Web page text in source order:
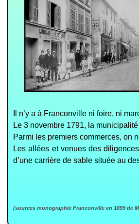
Il n’y a à Franconville ni foire, ni
Le 3 novembre 1791, la
Parmi les premiers commerces, on
Les allées et venues des diligences
d’une carrière de sable située au
(sources monographie Franconville en 1899 de